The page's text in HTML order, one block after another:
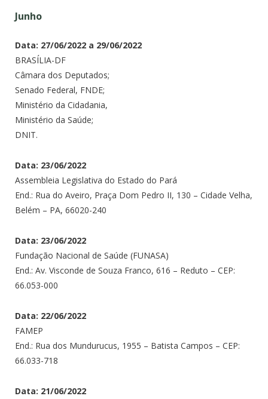
Junho
Data: 27/06/2022 a 29/06/2022
BRASÍLIA-DF
Câmara dos Deputados;
Senado Federal, FNDE;
Ministério da Cidadania,
Ministério da Saúde;
DNIT.
Data: 23/06/2022
Assembleia Legislativa do Estado do Pará
End.: Rua do Aveiro, Praça Dom Pedro II, 130 – Cidade Velha,
Belém – PA, 66020-240
Data: 23/06/2022
Fundação Nacional de Saúde (FUNASA)
End.: Av. Visconde de Souza Franco, 616 – Reduto – CEP:
66.053-000
Data: 22/06/2022
FAMEP
End.: Rua dos Mundurucus, 1955 – Batista Campos – CEP:
66.033-718
Data: 21/06/2022